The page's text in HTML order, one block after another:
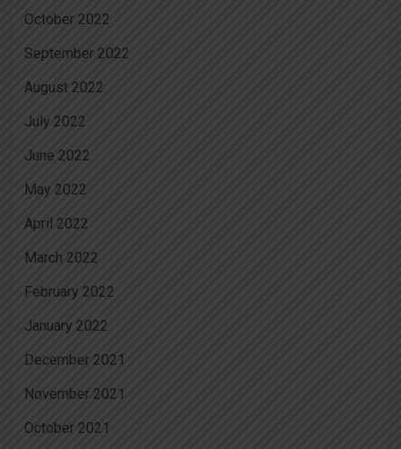
October 2022
September 2022
August 2022
July 2022
June 2022
May 2022
April 2022
March 2022
February 2022
January 2022
December 2021
November 2021
October 2021